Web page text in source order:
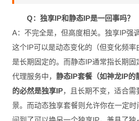
Q：独享IP和静态IP是一回事吗？
A：不完全是，但高度相关。独享IP强调
这个IP可以是动态变化的（但变化频率
是长期固定的。而静态IP通常指长期固
代理服务中， 静态IP套餐（如神龙IP的
的必然是独享IP，且长期不变，适合
景。而动态独享套餐则允许你在一定